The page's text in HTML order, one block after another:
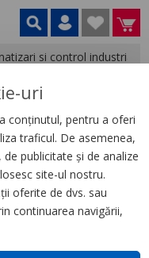
si control industrial
Zelio
48 V C.C.,
uri
conținutul, pentru a oferi
traficul. De asemenea,
publicitate și de analize
site-ul nostru.
oferite de dvs. sau
continuarea navigării,